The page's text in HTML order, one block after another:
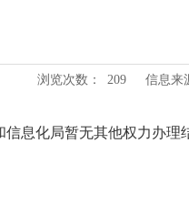
浏览次数： 209 信息来
信息化局暂无其他权力办理